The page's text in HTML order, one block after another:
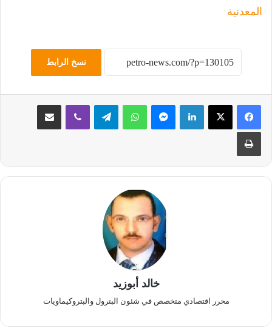
المعدنية
نسخ الرابط
لينكدإن ماسنجر واتساب تيلقرام ڤايبر مشاركة عبر البريد
طباعة
خالد أبوزيد
محرر اقتصادي متخصص في شئون البترول والبتروكيماويات